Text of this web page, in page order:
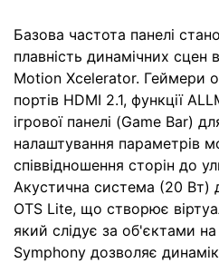
Базова частота панелі
плавність динамічних сцен
Motion Xcelerator. Геймери
портів HDMI 2.1, функції
ігрової панелі (Game Bar)
налаштування параметрів
співвідношення сторін до
Акустична система (20 Вт)
OTS Lite, що створює
який слідує за об'єктами на
Symphony дозволяє